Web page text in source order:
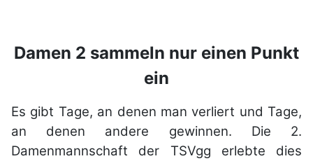
Damen 2 sammeln nur einen Punkt
ein
Es gibt Tage, an denen man verliert und Tage,
an denen andere gewinnen. Die 2.
Damenmannschaft der TSVgg erlebte dies